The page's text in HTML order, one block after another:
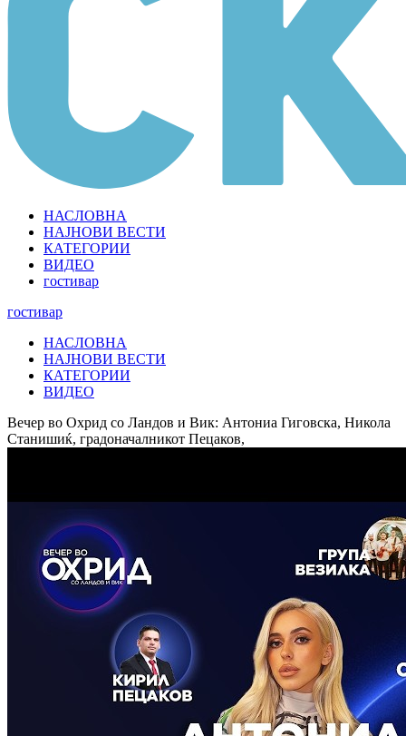
НАСЛОВНА
НАЈНОВИ ВЕСТИ
КАТЕГОРИИ
ВИДЕО
гостивар
гостивар
НАСЛОВНА
НАЈНОВИ ВЕСТИ
КАТЕГОРИИ
ВИДЕО
Вечер во Охрид со Ландов и Вик: Антониа Гиговска, Никола
Станишиќ, градоначалникот Пецаков,